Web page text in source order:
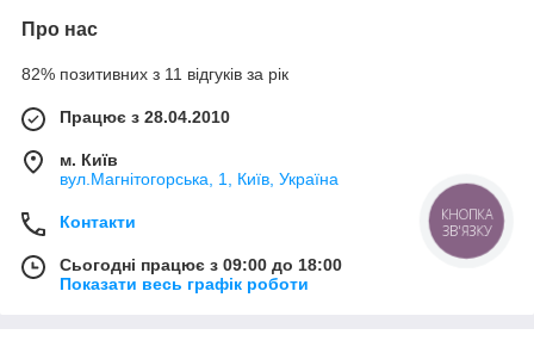
Про нас
82% позитивних з 11 відгуків за рік
Працює з 28.04.2010
м. Київ
вул.Магнітогорська, 1, Київ, Україна
Контакти
Сьогодні працює з 09:00 до 18:00
Показати весь графік роботи
КНОПКА
ЗВ'ЯЗКУ